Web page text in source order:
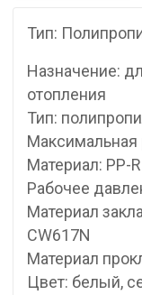
Тип:
Назначение:
отопления
Тип:
Максимальная
Материал: PP-
Рабочее
Материал
CW617N
Материал
Цвет: белый,